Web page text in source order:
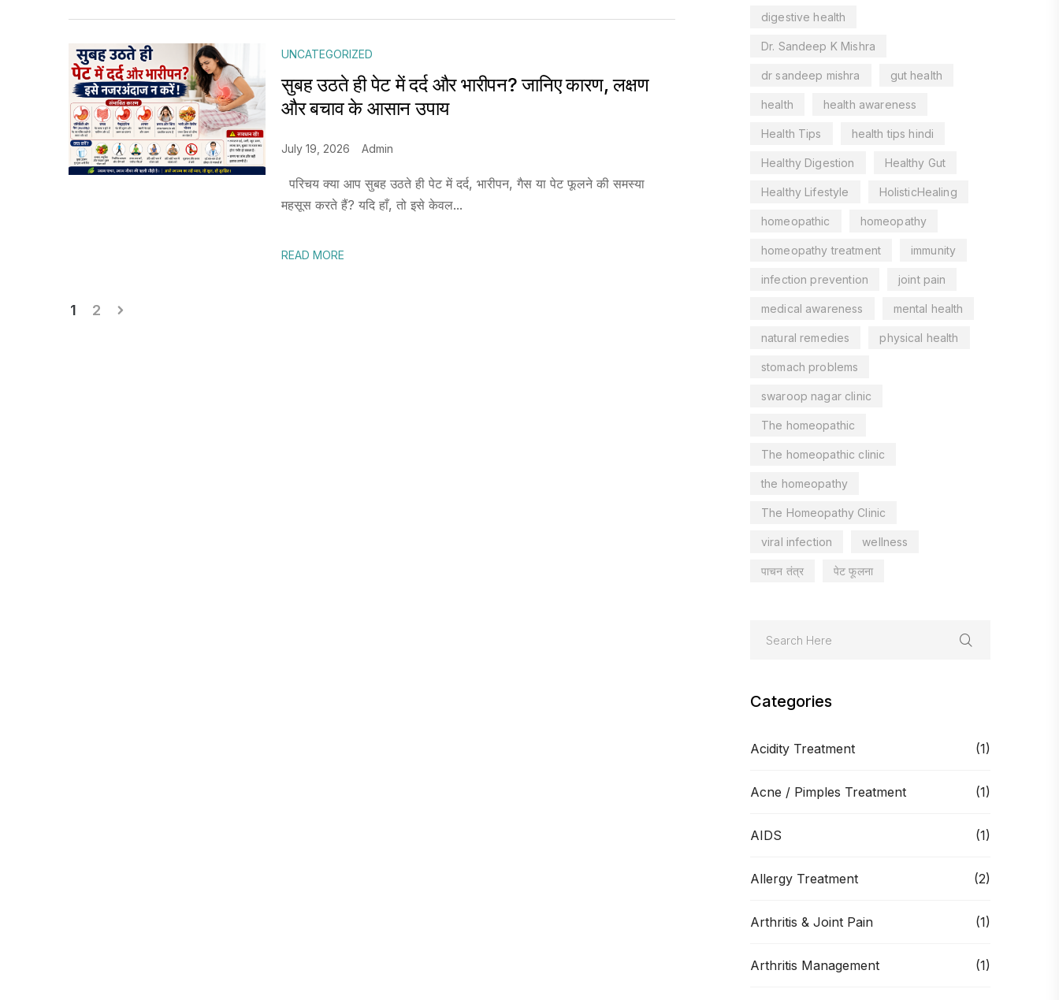
digestive health
Dr. Sandeep K Mishra
dr sandeep mishra gut health
health health awareness
Health Tips health tips hindi
Healthy Digestion Healthy Gut
Healthy Lifestyle HolisticHealing
homeopathic homeopathy
homeopathy treatment immunity
infection prevention joint pain
medical awareness mental health
natural remedies physical health
stomach problems
swaroop nagar clinic
The homeopathic
The homeopathic clinic
the homeopathy
The Homeopathy Clinic
viral infection wellness
पाचन तंत्र पेट फूलना
Categories
Acidity Treatment (1)
Acne / Pimples Treatment (1)
AIDS (1)
Allergy Treatment (2)
Arthritis & Joint Pain (1)
Arthritis Management (1)
UNCATEGORIZED
सुबह उठते ही पेट में दर्द और भारीपन? जानिए कारण, लक्षण
और बचाव के आसान उपाय
July 19, 2026 Admin
परिचय क्या आप सुबह उठते ही पेट में दर्द, भारीपन, गैस या पेट फूलने की समस्या
महसूस करते हैं? यदि हाँ, तो इसे केवल...
READ MORE
Posts
1 2